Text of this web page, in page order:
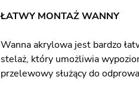
ŁATWY MONTAŻ WANNY
Wanna akrylowa jest bardzo
stelaż, który umożliwia
przelewowy służący do